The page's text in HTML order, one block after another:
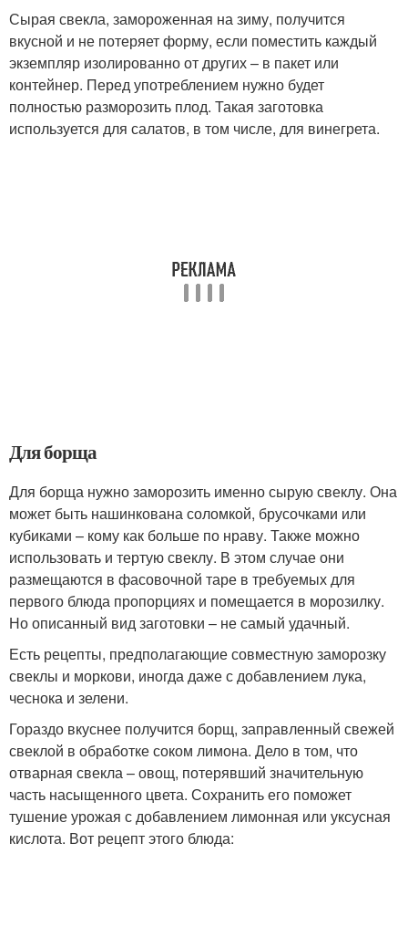
Сырая свекла, замороженная на зиму, получится
вкусной и не потеряет форму, если поместить каждый
экземпляр изолированно от других – в пакет или
контейнер. Перед употреблением нужно будет
полностью разморозить плод. Такая заготовка
используется для салатов, в том числе, для винегрета.
Для борща
Для борща нужно заморозить именно сырую свеклу. Она
может быть нашинкована соломкой, брусочками или
кубиками – кому как больше по нраву. Также можно
использовать и тертую свеклу. В этом случае они
размещаются в фасовочной таре в требуемых для
первого блюда пропорциях и помещается в морозилку.
Но описанный вид заготовки – не самый удачный.
Есть рецепты, предполагающие совместную заморозку
свеклы и моркови, иногда даже с добавлением лука,
чеснока и зелени.
Гораздо вкуснее получится борщ, заправленный свежей
свеклой в обработке соком лимона. Дело в том, что
отварная свекла – овощ, потерявший значительную
часть насыщенного цвета. Сохранить его поможет
тушение урожая с добавлением лимонная или уксусная
кислота. Вот рецепт этого блюда: